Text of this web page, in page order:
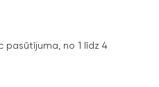
pasūtījuma, no 1 līdz 4